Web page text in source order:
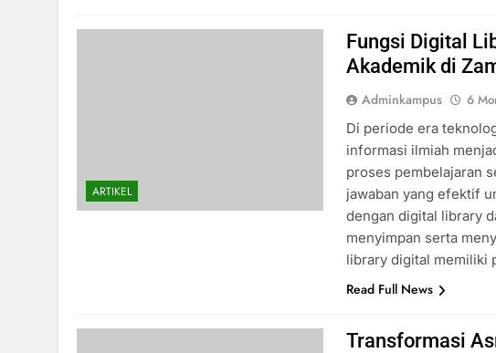
ARTIKEL
Fungsi Digital
Akademik di
Adminkampus 6
Di periode era
informasi ilmiah
proses pembelajaran
jawaban yang efektif
dengan digital library
menyimpan serta
library digital memiliki
Read Full News
Transformasi